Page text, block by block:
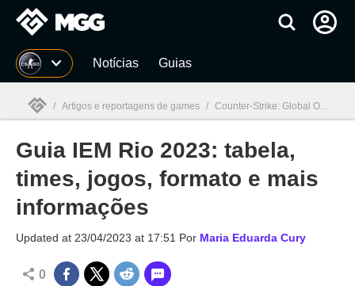
Millenium Notícias Guias
Millenium
/ Artigos e reportagens de games / Counter-Strike: Global Offensive
Guia IEM Rio 2023: tabela,
times, jogos, formato e mais
informações
Updated at 23/04/2023 at 17:51 Por Maria Eduarda Cury
0